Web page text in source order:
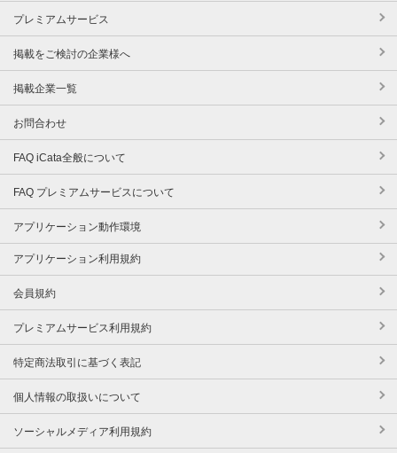
プレミアムサービス
掲載をご検討の企業様へ
掲載企業一覧
お問合わせ
FAQ iCata全般について
FAQ プレミアムサービスについて
アプリケーション動作環境
アプリケーション利用規約
会員規約
プレミアムサービス利用規約
特定商法取引に基づく表記
個人情報の取扱いについて
ソーシャルメディア利用規約